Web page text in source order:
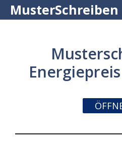
Zum
Inhalt
MusterSchreiben